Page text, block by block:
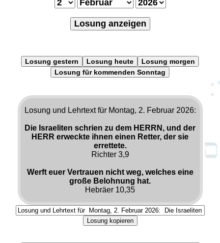
Losung anzeigen
Losung gestern Losung heute
Losung morgen
Losung für kommenden Sonntag
Losung und Lehrtext für Montag, 2. Februar 2026:
Die Israeliten schrien zu dem HERRN, und der
HERR erweckte ihnen einen Retter, der sie
errettete.
Richter 3,9
Werft euer Vertrauen nicht weg, welches eine
große Belohnung hat.
Hebräer 10,35
Losung kopieren